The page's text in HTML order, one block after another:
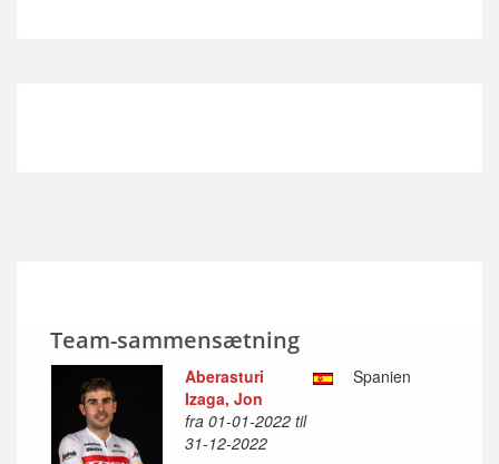
Team-sammensætning
Aberasturi
Izaga, Jon
fra 01-01-2022 til
31-12-2022
Spanien